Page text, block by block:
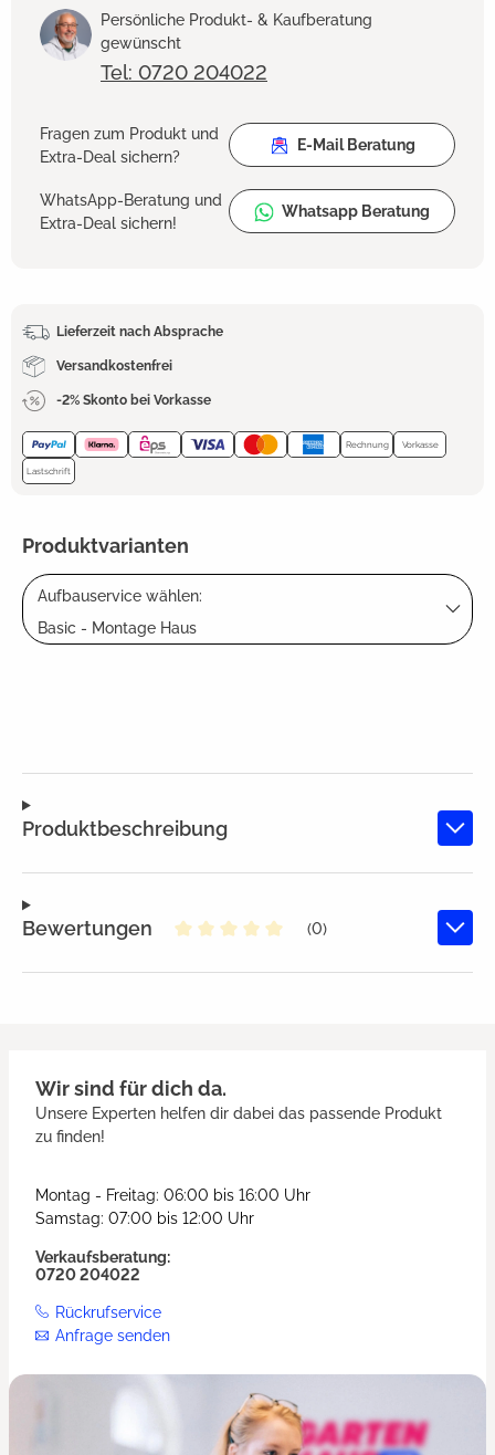
Persönliche Produkt- & Kaufberatung
gewünscht
Tel: 0720 204022
Fragen zum Produkt und
Extra-Deal sichern?
E-Mail Beratung
WhatsApp-Beratung und
Extra-Deal sichern!
Whatsapp Beratung
Lieferzeit nach Absprache
Versandkostenfrei
-2% Skonto bei Vorkasse
Rechnung Vorkasse
Lastschrift
Produktvarianten
Aufbauservice wählen:
Basic - Montage Haus
Produktbeschreibung
Bewertungen
(0)
Wir sind für dich da.
Unsere Experten helfen dir dabei das passende Produkt
zu finden!
Montag - Freitag: 06:00 bis 16:00 Uhr
Samstag: 07:00 bis 12:00 Uhr
Verkaufsberatung:
0720 204022
Rückrufservice
Anfrage senden